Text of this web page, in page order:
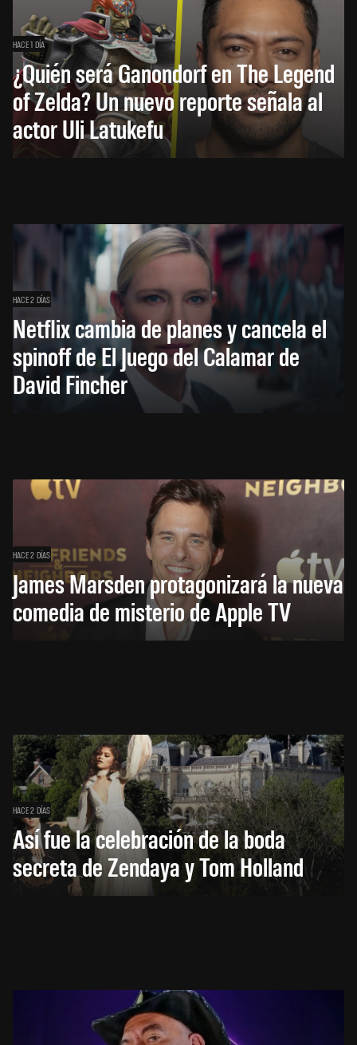
HACE 1 DÍA
¿Quién será Ganondorf en The Legend
of Zelda? Un nuevo reporte señala al
actor Uli Latukefu
HACE 2 DÍAS
Netflix cambia de planes y cancela el
spinoff de El Juego del Calamar de
David Fincher
HACE 2 DÍAS
James Marsden protagonizará la nueva
comedia de misterio de Apple TV
HACE 2 DÍAS
Así fue la celebración de la boda
secreta de Zendaya y Tom Holland